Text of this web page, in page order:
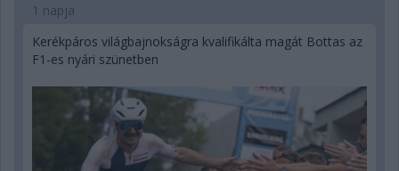
1 napja
Kerékpáros világbajnokságra kvalifikálta magát Bottas az
F1-es nyári szünetben